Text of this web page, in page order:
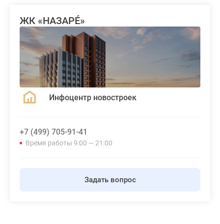
ЖК «НАЗАРÉ»
Инфоцентр новостроек
+7 (499) 705-91-41
Время работы 9:00 — 21:00
Задать вопрос